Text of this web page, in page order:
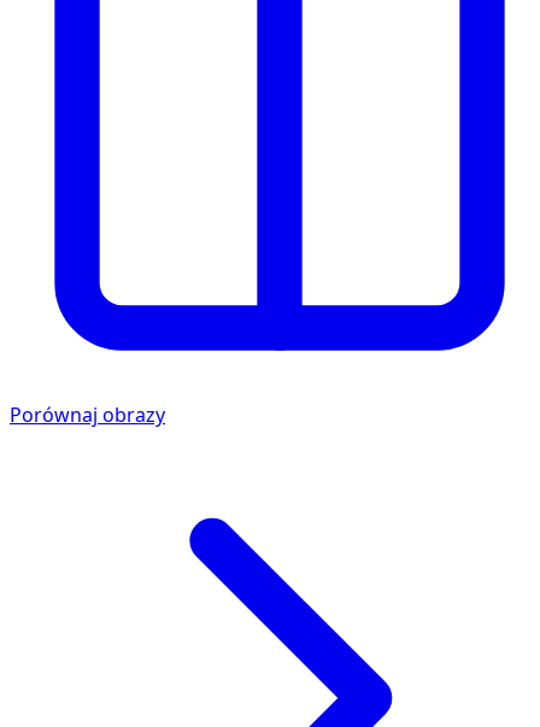
Porównaj obrazy